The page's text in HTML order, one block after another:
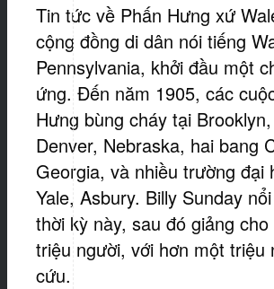
Tin tức về Phấn Hưng xứ
cộng đồng di dân nói tiếng
Pennsylvania, khởi đầu một
ứng. Đến năm 1905, các
Hưng bùng cháy tại
Denver, Nebraska, hai bang
Georgia, và nhiều trường đại
Yale, Asbury. Billy Sunday
thời kỳ này, sau đó giảng
triệu người, với hơn một triệu
cứu.